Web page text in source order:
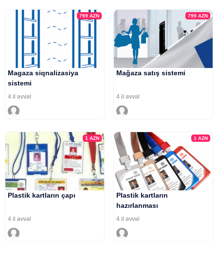
799AZN
Magaza siqnalizasiya
sistemi
4 il əvvəl
799 AZN
Mağaza satış sistemi
4 il əvvəl
1AZN
Plastik kartların çapı
4 il əvvəl
1 AZN
Plastik kartların
hazırlanması
4 il əvvəl